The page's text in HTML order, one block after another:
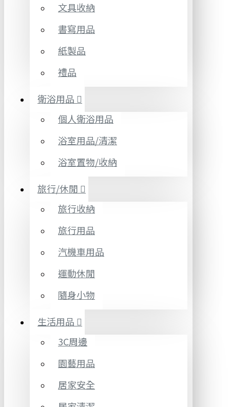
文具收納
書寫用品
紙製品
禮品
衛浴用品
個人衛浴用品
浴室用品/清潔
浴室置物/收納
旅行/休閒
旅行收納
旅行用品
汽機車用品
運動休閒
隨身小物
生活用品
3C周邊
園藝用品
居家安全